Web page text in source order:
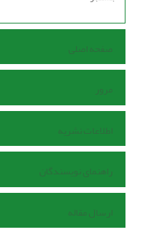
صفحه اصلی
مرور
اطلاعات نشریه
راهنمای نویسندگان
ارسال مقاله